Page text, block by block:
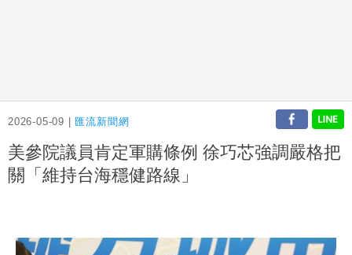
2026-05-09 | 匯流新聞網
美參院議員肯定軍購條例 徐巧芯強調嚴格把
關「維持台海穩健路線」